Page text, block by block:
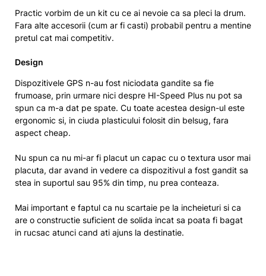
Practic vorbim de un kit cu ce ai nevoie ca sa pleci la drum.
Fara alte accesorii (cum ar fi casti) probabil pentru a mentine
pretul cat mai competitiv.
Design
Dispozitivele GPS n-au fost niciodata gandite sa fie
frumoase, prin urmare nici despre HI-Speed Plus nu pot sa
spun ca m-a dat pe spate. Cu toate acestea design-ul este
ergonomic si, in ciuda plasticului folosit din belsug, fara
aspect cheap.
Nu spun ca nu mi-ar fi placut un capac cu o textura usor mai
placuta, dar avand in vedere ca dispozitivul a fost gandit sa
stea in suportul sau 95% din timp, nu prea conteaza.
Mai important e faptul ca nu scartaie pe la incheieturi si ca
are o constructie suficient de solida incat sa poata fi bagat
in rucsac atunci cand ati ajuns la destinatie.